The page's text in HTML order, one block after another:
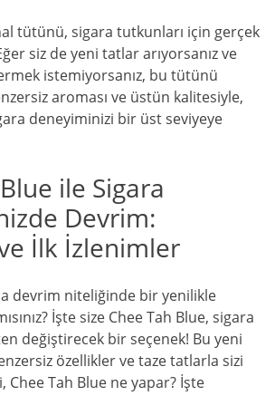
tütünü, sigara tutkunları için gerçek
siz de yeni tatlar arıyorsanız ve
istemiyorsanız, bu tütünü
aroması ve üstün kalitesiyle,
deneyiminizi bir üst seviyeye
ile Sigara
Devrim:
İlk İzlenimler
devrim niteliğinde bir yenilikle
İşte size Chee Tah Blue, sigara
değiştirecek bir seçenek! Bu yeni
özellikler ve taze tatlarla sizi
Chee Tah Blue ne yapar? İşte